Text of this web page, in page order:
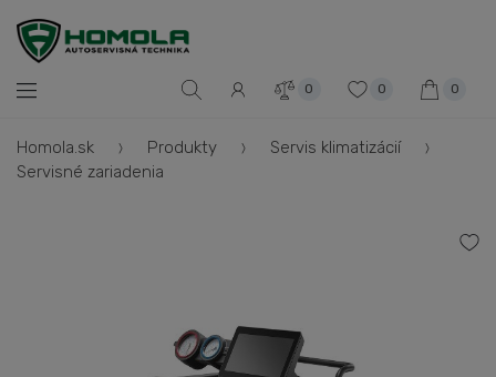
0 0 0
Homola.sk Produkty
Servis klimatizácií
Servisné zariadenia